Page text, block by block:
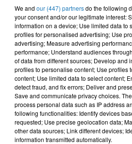
ONB
Allaoui
TIF
Minuit Daprès
L'HOROSCOPE
We and our (447) partnersdo the following
your consent and/or our legitimate interest:
information on a device; Use limited data to
profiles for personalised advertising; Use
advertising; Measure advertising
performance; Understand audiences
of data from different sources; Develop and
profiles to personalise content; Use profiles
content; Use limited data to select content;
detect fraud, and fix errors; Deliver and
Save and communicate privacy choices.
process personal data such as IP address
following functionalities: Identify devices
requested; Use precise geolocation data;
other data sources; Link different devices;
information transmitted automatically.